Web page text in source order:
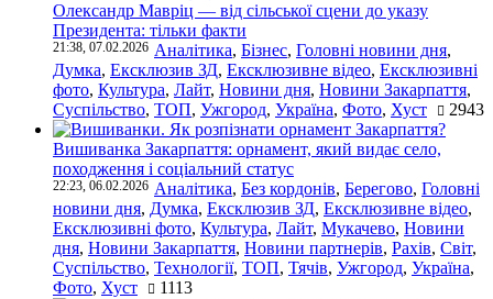
Олександр Мавріц — від сільської сцени до указу
Президента: тільки факти
21:38, 07.02.2026 Аналітика, Бізнес, Головні новини дня,
Думка, Ексклюзив ЗД, Ексклюзивне відео, Ексклюзивні
фото, Культура, Лайт, Новини дня, Новини Закарпаття,
Суспільство, ТОП, Ужгород, Україна, Фото, Хуст 2943
Вишиванка Закарпаття: орнамент, який видає село,
походження і соціальний статус
22:23, 06.02.2026 Аналітика, Без кордонів, Берегово, Головні
новини дня, Думка, Ексклюзив ЗД, Ексклюзивне відео,
Ексклюзивні фото, Культура, Лайт, Мукачево, Новини
дня, Новини Закарпаття, Новини партнерів, Рахів, Світ,
Суспільство, Технології, ТОП, Тячів, Ужгород, Україна,
Фото, Хуст 1113